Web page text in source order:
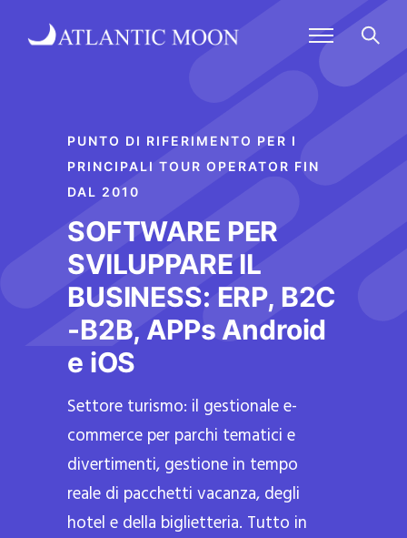
PUNTO DI RIFERIMENTO PER I
PRINCIPALI TOUR OPERATOR FIN
DAL 2010
SOFTWARE PER
SVILUPPARE IL
BUSINESS: ERP, B2C
-B2B, APPs Android
e iOS
Settore turismo: il gestionale e-
commerce per parchi tematici e
divertimenti, gestione in tempo
reale di pacchetti vacanza, degli
hotel e della biglietteria. Tutto in